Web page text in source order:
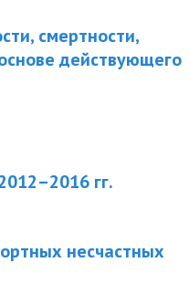
смертности,
действующего
гг.
несчастных